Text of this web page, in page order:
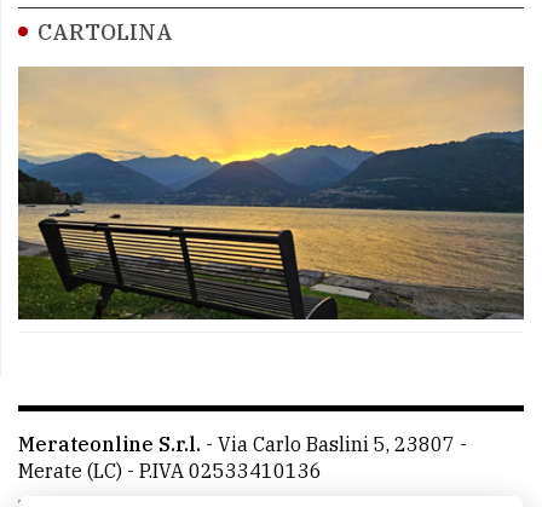
CARTOLINA
Merateonline S.r.l. - Via Carlo Baslini 5, 23807 -
Merate (LC) - P.IVA 02533410136